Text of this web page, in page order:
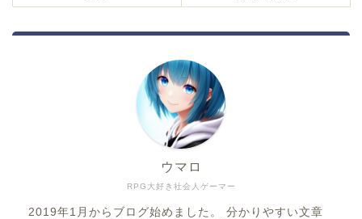
RPG大好き社会人ゲーマー
ウマロ
2019年1月からブログ始めました。 分かりやすい文章